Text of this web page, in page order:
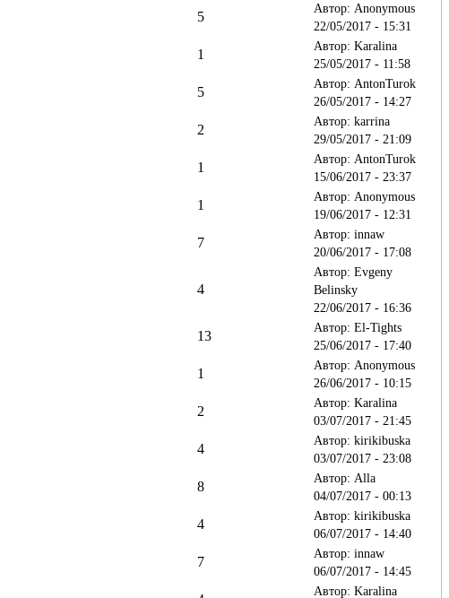
5
Автор: Anonymous
22/05/2017 - 15:31
1
Автор: Karalina
25/05/2017 - 11:58
5
Автор: AntonTurok
26/05/2017 - 14:27
2
Автор: karrina
29/05/2017 - 21:09
1
Автор: AntonTurok
15/06/2017 - 23:37
1
Автор: Anonymous
19/06/2017 - 12:31
7
Автор: innaw
20/06/2017 - 17:08
4
Автор: Evgeny
Belinsky
22/06/2017 - 16:36
13
Автор: El-Tights
25/06/2017 - 17:40
1
Автор: Anonymous
26/06/2017 - 10:15
2
Автор: Karalina
03/07/2017 - 21:45
4
Автор: kirikibuska
03/07/2017 - 23:08
8
Автор: Alla
04/07/2017 - 00:13
4
Автор: kirikibuska
06/07/2017 - 14:40
7
Автор: innaw
06/07/2017 - 14:45
Автор: Karalina